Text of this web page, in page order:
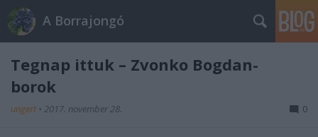
A Borrajongó
Tegnap ittuk – Zvonko Bogdan-
borok
ungert • 2017. november 28. 0